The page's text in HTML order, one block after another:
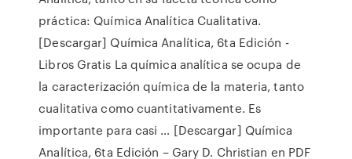
práctica: Química Analítica Cualitativa.
[Descargar] Química Analítica, 6ta Edición -
Libros Gratis La química analítica se ocupa de
la caracterización química de la materia, tanto
cualitativa como cuantitativamente. Es
importante para casi … [Descargar] Química
Analítica, 6ta Edición – Gary D. Christian en PDF